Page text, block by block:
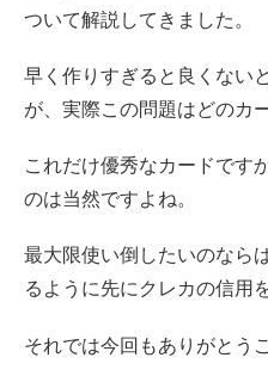
ついて解説してきました。
早く作りすぎると良くない
が、実際この問題はどのカ
これだけ優秀なカードです
のは当然ですよね。
最大限使い倒したいのなら
るように先にクレカの信用
それでは今回もありがとう